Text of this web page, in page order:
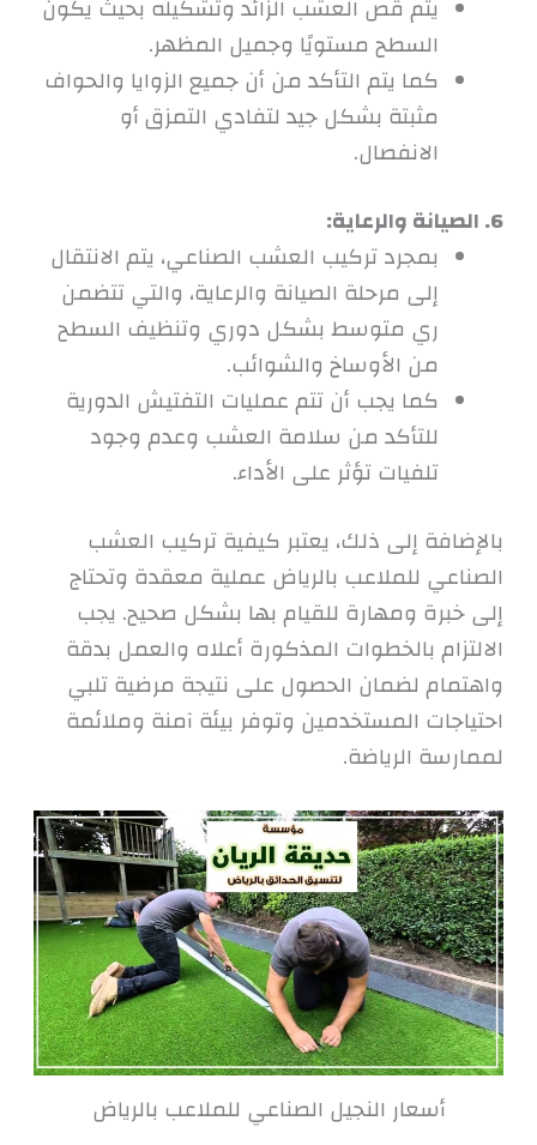
يتم قص العشب الزائد وتشكيله بحيث يكون
السطح مستويًا وجميل المظهر.
كما يتم التأكد من أن جميع الزوايا والحواف
مثبتة بشكل جيد لتفادي التمزق أو
الانفصال.
6. الصيانة والرعاية:
بمجرد تركيب العشب الصناعي، يتم الانتقال
إلى مرحلة الصيانة والرعاية، والتي تتضمن
ري متوسط بشكل دوري وتنظيف السطح
من الأوساخ والشوائب.
كما يجب أن تتم عمليات التفتيش الدورية
للتأكد من سلامة العشب وعدم وجود
تلفيات تؤثر على الأداء.
بالإضافة إلى ذلك، يعتبر كيفية تركيب العشب
الصناعي للملاعب بالرياض عملية معقدة وتحتاج
إلى خبرة ومهارة للقيام بها بشكل صحيح. يجب
الالتزام بالخطوات المذكورة أعلاه والعمل بدقة
واهتمام لضمان الحصول على نتيجة مرضية تلبي
احتياجات المستخدمين وتوفر بيئة آمنة وملائمة
لممارسة الرياضة.
أسعار النجيل الصناعي للملاعب بالرياض